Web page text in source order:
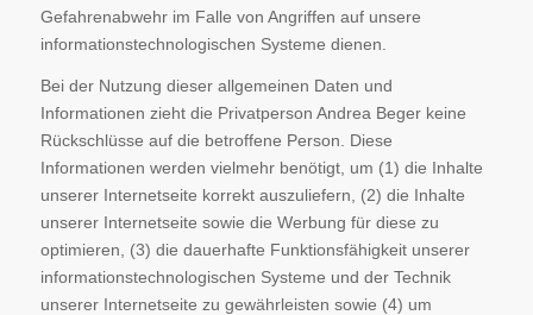
Gefahrenabwehr im Falle von Angriffen auf unsere
informationstechnologischen Systeme dienen.
Bei der Nutzung dieser allgemeinen Daten und
Informationen zieht die Privatperson Andrea Beger keine
Rückschlüsse auf die betroffene Person. Diese
Informationen werden vielmehr benötigt, um (1) die Inhalte
unserer Internetseite korrekt auszuliefern, (2) die Inhalte
unserer Internetseite sowie die Werbung für diese zu
optimieren, (3) die dauerhafte Funktionsfähigkeit unserer
informationstechnologischen Systeme und der Technik
unserer Internetseite zu gewährleisten sowie (4) um